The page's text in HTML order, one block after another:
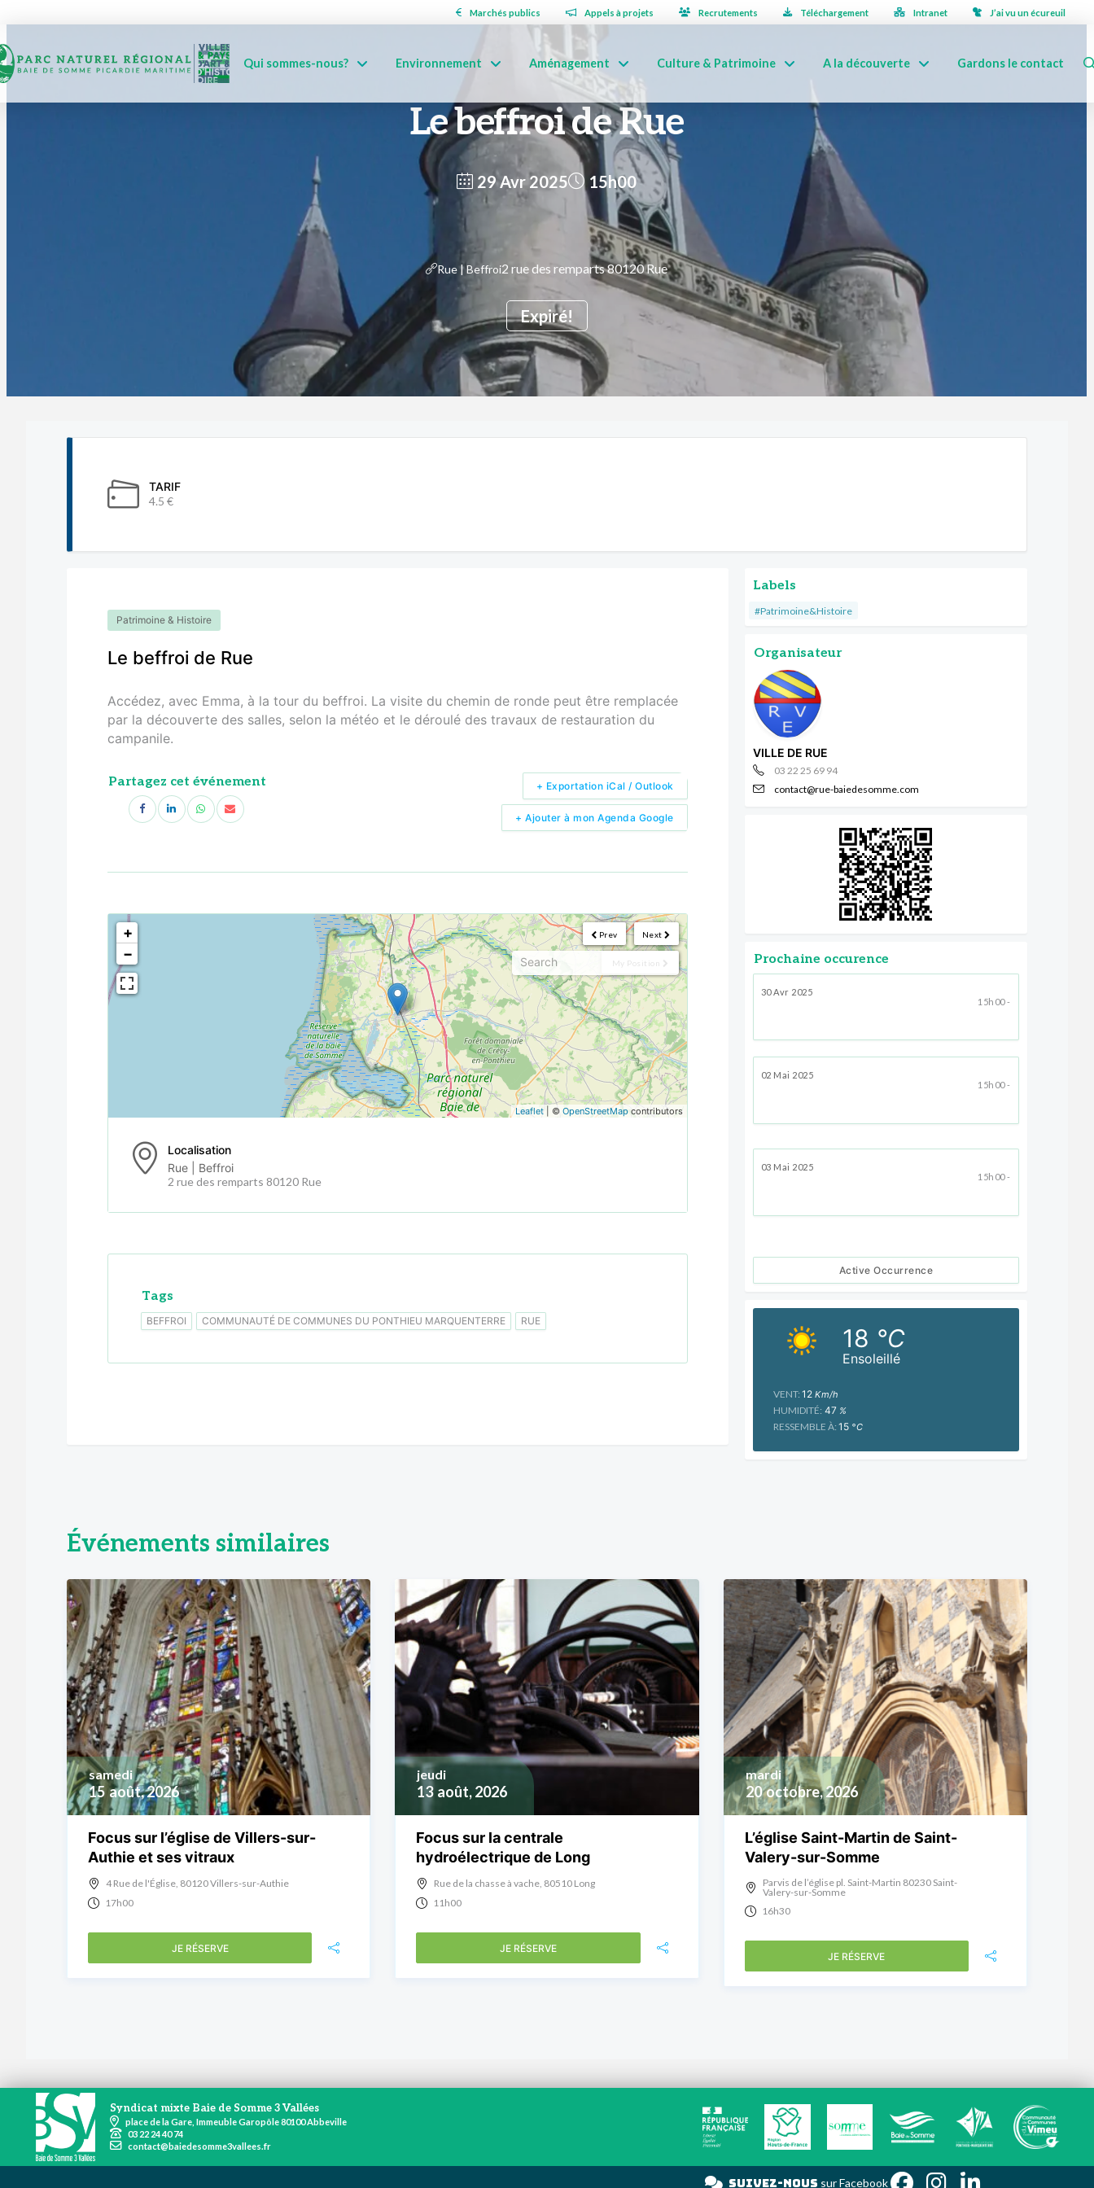
Marchés publics Appels à projets Recrutements Téléchargement Intranet J’ai vu un écureuil
Qui sommes-nous? Environnement Aménagement Culture & Patrimoine A la découverte Gardons le contact
Le beffroi de Rue
29 Avr 2025
Expiré!
15h00
Rue | Beffroi2 rue des remparts 80120 Rue
TARIF
4.5 €
Patrimoine & Histoire
Le beffroi de Rue
Accédez, avec Emma, à la tour du beffroi. La visite du chemin de ronde peut être remplacée
par la découverte des salles, selon la météo et le déroulé des travaux de restauration du
campanile.
Partagez cet événement
+ Ajouter à mon Agenda Google
+ Exportation iCal / Outlook
Next
Prev
My Position
<!---->
+
−
Leaflet| © OpenStreetMapcontributors
Localisation
Rue | Beffroi
2 rue des remparts 80120 Rue
Tags
BEFFROI COMMUNAUTÉ DE COMMUNES DU PONTHIEU MARQUENTERRE RUE
Labels
#Patrimoine&Histoire
Organisateur
VILLE DE RUE
03 22 25 69 94
contact@rue-baiedesomme.com
Prochaine occurence
30 Avr 2025
15h00 -
02 Mai 2025
15h00 -
03 Mai 2025
15h00 -
Active Occurrence
Ensoleillé
18 °C
VENT: 12Km/h
HUMIDITÉ: 47 %
RESSEMBLE À: 15°C
Événements similaires
15 août, 2026
samedi
Focus sur l’église de Villers-sur-
Authie et ses vitraux
4 Rue de l'Église, 80120 Villers-sur-Authie
17h00
JE RÉSERVE
13 août, 2026
jeudi
Focus sur la centrale
hydroélectrique de Long
Rue de la chasse à vache, 80510 Long
11h00
JE RÉSERVE
20 octobre, 2026
mardi
L’église Saint-Martin de Saint-
Valery-sur-Somme
Parvis de l’église pl. Saint-Martin 80230 Saint-
Valery-sur-Somme
16h30
JE RÉSERVE
Syndicat mixte Baie de Somme 3 Vallées
place de la Gare, Immeuble Garopôle 80100 Abbeville
03 22 24 40 74
contact@baiedesomme3vallees.fr
Suivez-noussur Faceb